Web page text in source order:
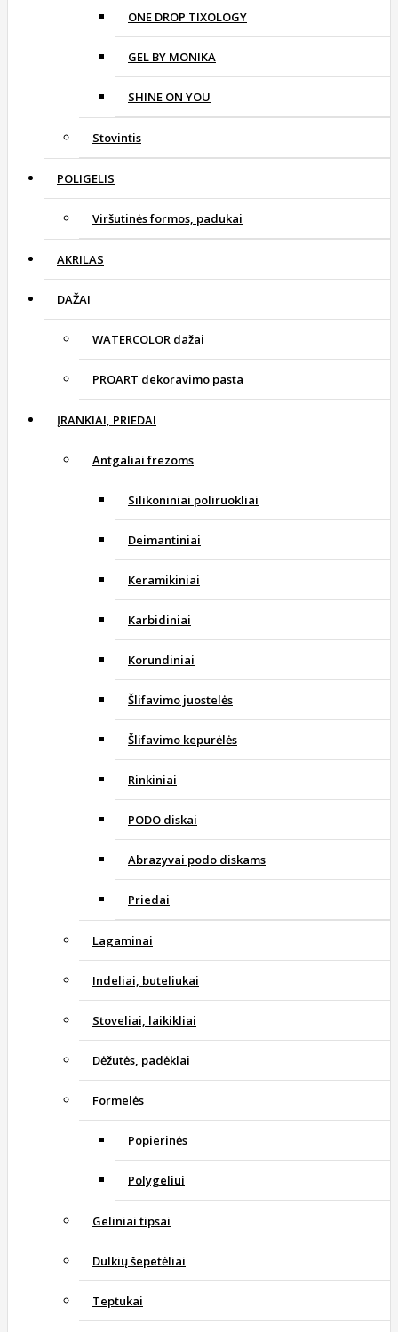
ONE DROP TIXOLOGY
GEL BY MONIKA
SHINE ON YOU
Stovintis
POLIGELIS
Viršutinės formos, padukai
AKRILAS
DAŽAI
WATERCOLOR dažai
PROART dekoravimo pasta
ĮRANKIAI, PRIEDAI
Antgaliai frezoms
Silikoniniai poliruokliai
Deimantiniai
Keramikiniai
Karbidiniai
Korundiniai
Šlifavimo juostelės
Šlifavimo kepurėlės
Rinkiniai
PODO diskai
Abrazyvai podo diskams
Priedai
Lagaminai
Indeliai, buteliukai
Stoveliai, laikikliai
Dėžutės, padėklai
Formelės
Popierinės
Polygeliui
Geliniai tipsai
Dulkių šepetėliai
Teptukai